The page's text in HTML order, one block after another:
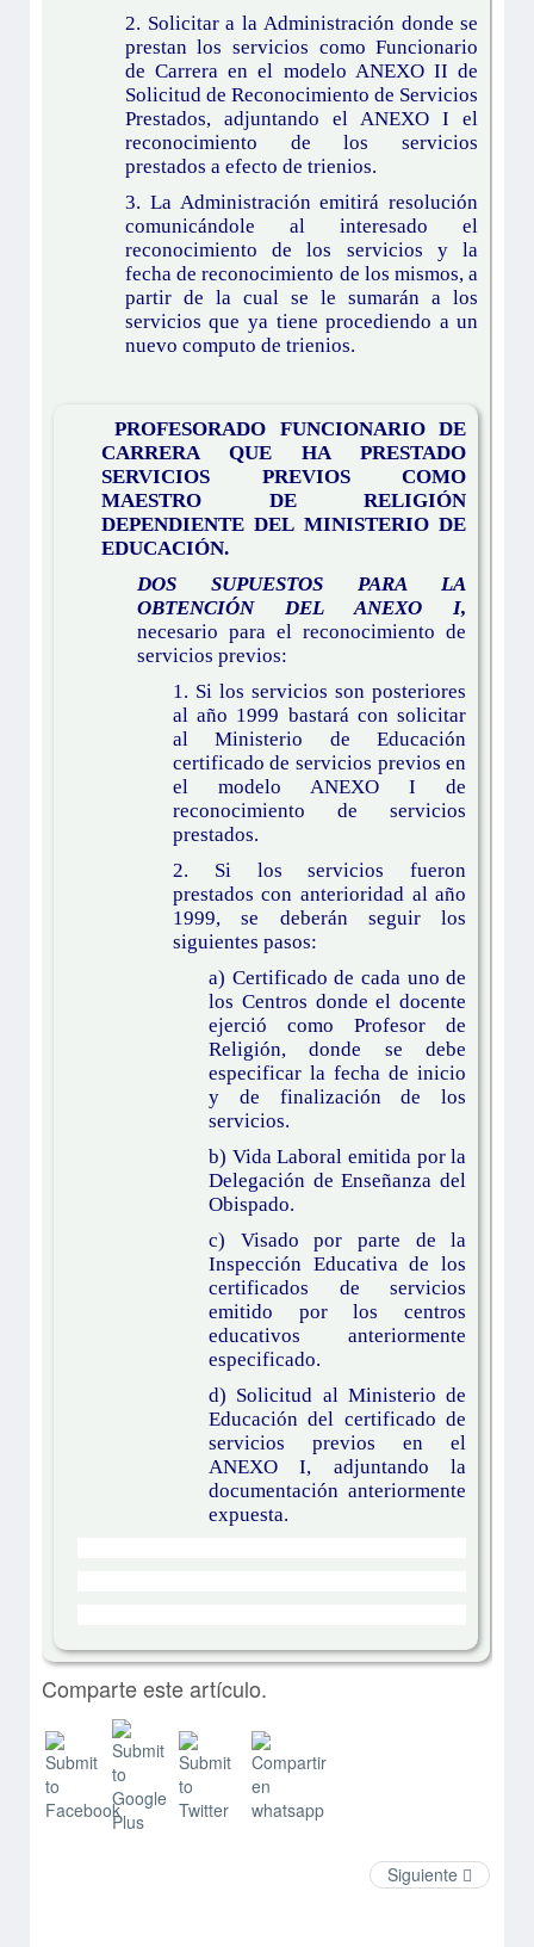
2. Solicitar a la Administración donde se
prestan los servicios como Funcionario
de Carrera en el modelo ANEXO II de
Solicitud de Reconocimiento de Servicios
Prestados, adjuntando el ANEXO I el
reconocimiento de los servicios
prestados a efecto de trienios.
3. La Administración emitirá resolución
comunicándole al interesado el
reconocimiento de los servicios y la
fecha de reconocimiento de los mismos, a
partir de la cual se le sumarán a los
servicios que ya tiene procediendo a un
nuevo computo de trienios.
PROFESORADO FUNCIONARIO DE
CARRERA QUE HA PRESTADO
SERVICIOS PREVIOS COMO
MAESTRO DE RELIGIÓN
DEPENDIENTE DEL MINISTERIO DE
EDUCACIÓN.
DOS SUPUESTOS PARA LA
OBTENCIÓN DEL ANEXO I,
necesario para el reconocimiento de
servicios previos:
1. Si los servicios son posteriores
al año 1999 bastará con solicitar
al Ministerio de Educación
certificado de servicios previos en
el modelo ANEXO I de
reconocimiento de servicios
prestados.
2. Si los servicios fueron
prestados con anterioridad al año
1999, se deberán seguir los
siguientes pasos:
a) Certificado de cada uno de
los Centros donde el docente
ejerció como Profesor de
Religión, donde se debe
especificar la fecha de inicio
y de finalización de los
servicios.
b) Vida Laboral emitida por la
Delegación de Enseñanza del
Obispado.
c) Visado por parte de la
Inspección Educativa de los
certificados de servicios
emitido por los centros
educativos anteriormente
especificado.
d) Solicitud al Ministerio de
Educación del certificado de
servicios previos en el
ANEXO I, adjuntando la
documentación anteriormente
expuesta.
Comparte este artículo.
Siguiente